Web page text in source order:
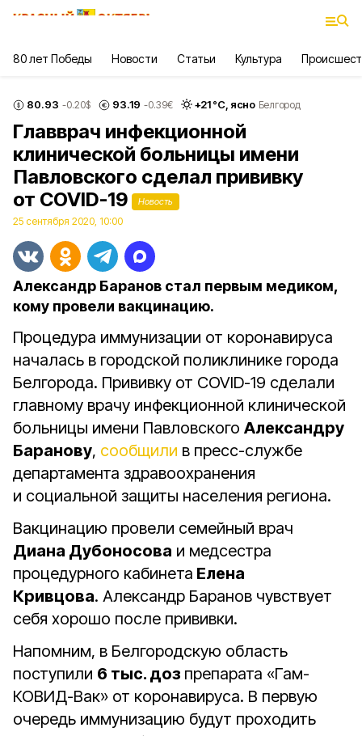
80 лет Победы Новости Статьи Культура
80.93 -0.20$ 93.19 -0.39€ +21°С, ясно Белгород
Главврач инфекционной
клинической больницы имени
Павловского сделал прививку
от COVID-19
Новость
25 сентября 2020, 10:00
Александр Баранов стал первым медиком,
кому провели вакцинацию.
Процедура иммунизации от коронавируса
началась в городской поликлинике города
Белгорода. Прививку от COVID-19 сделали
главному врачу инфекционной клинической
больницы имени Павловского Александру
Баранову, сообщили в пресс-службе
департамента здравоохранения
и социальной защиты населения региона.
Вакцинацию провели семейный врач
Диана Дубоносова и медсестра
процедурного кабинета Елена
Кривцова. Александр Баранов чувствует
себя хорошо после прививки.
Напомним, в Белгородскую область
поступили 6 тыс. доз препарата «Гам-
КОВИД-Вак» от коронавируса. В первую
очередь иммунизацию будут проходить